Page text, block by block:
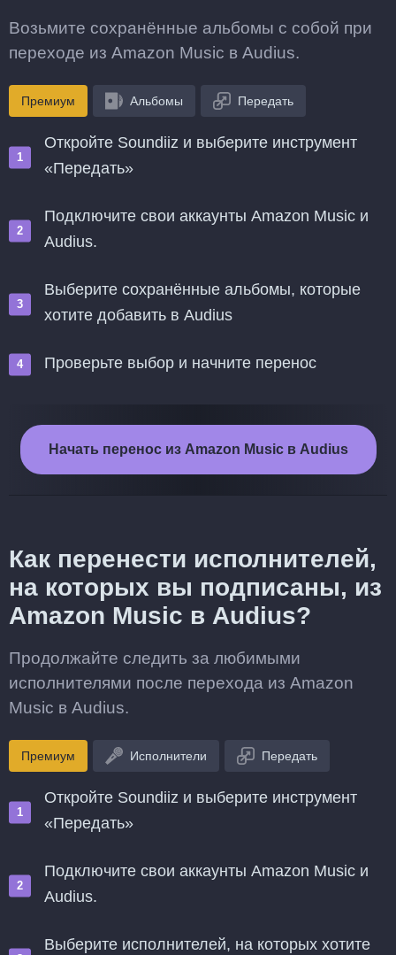
Возьмите сохранённые альбомы с собой при
переходе из Amazon Music в Audius.
Премиум Альбомы Передать
Откройте Soundiiz и выберите инструмент
«Передать»
Подключите свои аккаунты Amazon Music и
Audius.
Выберите сохранённые альбомы, которые
хотите добавить в Audius
Проверьте выбор и начните перенос
Начать перенос из Amazon Music в Audius
Как перенести исполнителей,
на которых вы подписаны, из
Amazon Music в Audius?
Продолжайте следить за любимыми
исполнителями после перехода из Amazon
Music в Audius.
Премиум Исполнители Передать
Откройте Soundiiz и выберите инструмент
«Передать»
Подключите свои аккаунты Amazon Music и
Audius.
Выберите исполнителей, на которых хотите